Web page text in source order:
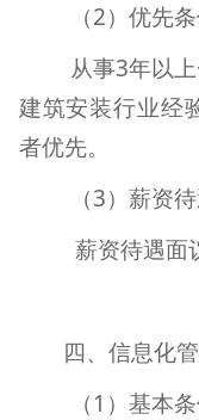
（2）优先
从事3年以
建筑安装行业经
者优先。
（3）薪资
薪资待遇面
四、信息化
（1 ）基本